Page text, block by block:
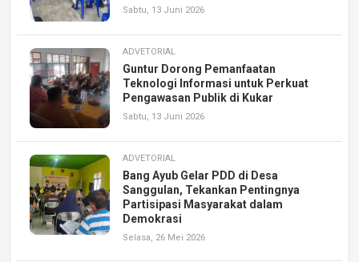
Sabtu, 13 Juni 2026
ADVETORIAL
Guntur Dorong Pemanfaatan
Teknologi Informasi untuk Perkuat
Pengawasan Publik di Kukar
Sabtu, 13 Juni 2026
ADVETORIAL
Bang Ayub Gelar PDD di Desa
Sanggulan, Tekankan Pentingnya
Partisipasi Masyarakat dalam
Demokrasi
Selasa, 26 Mei 2026